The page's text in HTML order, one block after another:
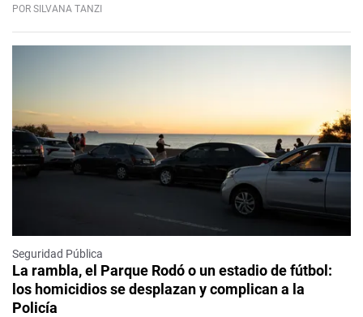
POR SILVANA TANZI
Seguridad Pública
La rambla, el Parque Rodó o un estadio de fútbol:
los homicidios se desplazan y complican a la
Policía